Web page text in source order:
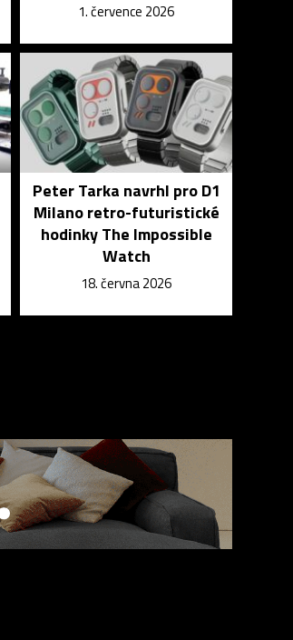
1. července 2026
Peter Tarka navrhl pro D1
Milano retro-futuristické
hodinky The Impossible
Watch
18. června 2026